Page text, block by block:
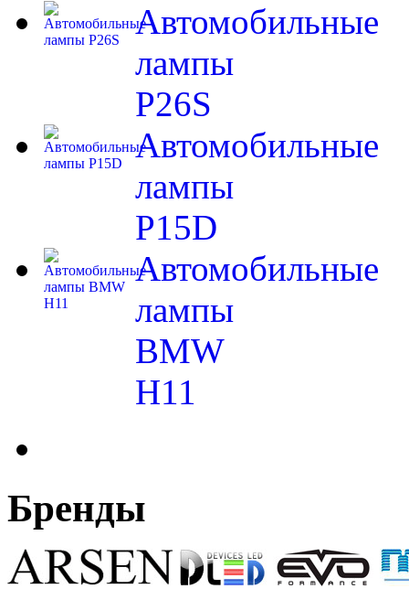
Автомобильные
лампы
P26S
Автомобильные
лампы
P15D
Автомобильные
лампы
BMW
H11
Бренды